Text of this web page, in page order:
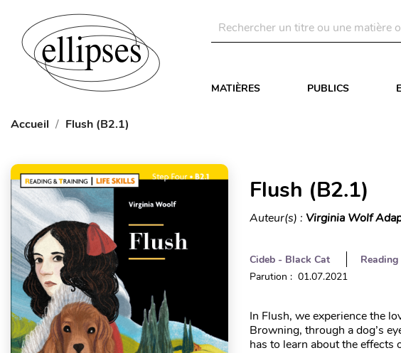
MATIÈRES PUBLICS
Accueil Flush (B2.1)
Flush (B2.1)
Auteur(s) : Virginia Wolf
Cideb - Black Cat
Parution : 01.07.2021
In Flush, we experience the
Browning, through a dog’s
has to learn about the effects